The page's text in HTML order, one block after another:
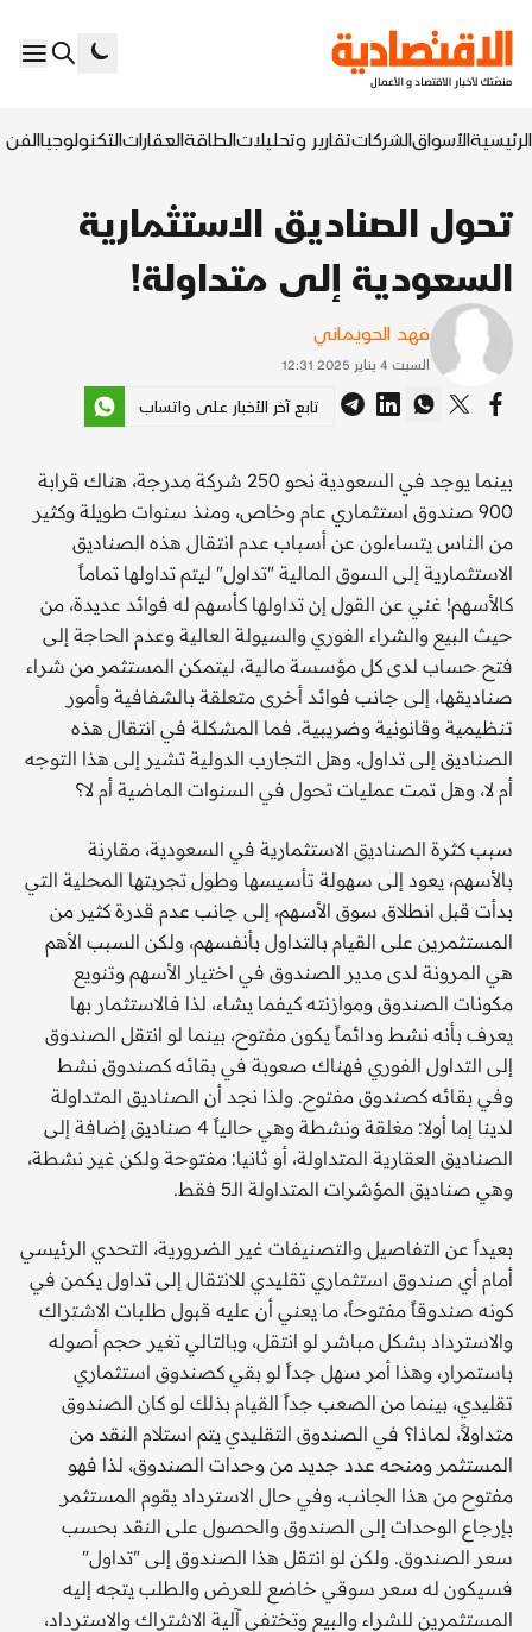
الرئيسيةالأسواقالشركاتتقارير وتحليلاتالطاقةالعقاراتالتكنولوجياالفن
تحول الصناديق الاستثمارية
السعودية إلى متداولة!
فهد الحويماني
السبت 4 يناير 2025 12:31
تابع آخر الأخبار على واتساب
بينما يوجد في السعودية نحو 250 شركة مدرجة، هناك قرابة
900 صندوق استثماري عام وخاص، ومنذ سنوات طويلة وكثير
من الناس يتساءلون عن أسباب عدم انتقال هذه الصناديق
الاستثمارية إلى السوق المالية "تداول" ليتم تداولها تماماً
كالأسهم! غني عن القول إن تداولها كأسهم له فوائد عديدة، من
حيث البيع والشراء الفوري والسيولة العالية وعدم الحاجة إلى
فتح حساب لدى كل مؤسسة مالية، ليتمكن المستثمر من شراء
صناديقها، إلى جانب فوائد أخرى متعلقة بالشفافية وأمور
تنظيمية وقانونية وضريبية. فما المشكلة في انتقال هذه
الصناديق إلى تداول، وهل التجارب الدولية تشير إلى هذا التوجه
أم لا، وهل تمت عمليات تحول في السنوات الماضية أم لا؟
سبب كثرة الصناديق الاستثمارية في السعودية، مقارنة
بالأسهم، يعود إلى سهولة تأسيسها وطول تجربتها المحلية التي
بدأت قبل انطلاق سوق الأسهم، إلى جانب عدم قدرة كثير من
المستثمرين على القيام بالتداول بأنفسهم، ولكن السبب الأهم
هي المرونة لدى مدير الصندوق في اختيار الأسهم وتنويع
مكونات الصندوق وموازنته كيفما يشاء، لذا فالاستثمار بها
يعرف بأنه نشط ودائماً يكون مفتوح، بينما لو انتقل الصندوق
إلى التداول الفوري فهناك صعوبة في بقائه كصندوق نشط
وفي بقائه كصندوق مفتوح. ولذا نجد أن الصناديق المتداولة
لدينا إما أولا: مغلقة ونشطة وهي حالياً 4 صناديق إضافة إلى
الصناديق العقارية المتداولة، أو ثانيا: مفتوحة ولكن غير نشطة،
وهي صناديق المؤشرات المتداولة الـ5 فقط.
بعيداً عن التفاصيل والتصنيفات غير الضرورية، التحدي الرئيسي
أمام أي صندوق استثماري تقليدي للانتقال إلى تداول يكمن في
كونه صندوقاً مفتوحاً، ما يعني أن عليه قبول طلبات الاشتراك
والاسترداد بشكل مباشر لو انتقل، وبالتالي تغير حجم أصوله
باستمرار، وهذا أمر سهل جداً لو بقي كصندوق استثماري
تقليدي، بينما من الصعب جداً القيام بذلك لو كان الصندوق
متداولاً، لماذا؟ في الصندوق التقليدي يتم استلام النقد من
المستثمر ومنحه عدد جديد من وحدات الصندوق، لذا فهو
مفتوح من هذا الجانب، وفي حال الاسترداد يقوم المستثمر
بإرجاع الوحدات إلى الصندوق والحصول على النقد بحسب
سعر الصندوق. ولكن لو انتقل هذا الصندوق إلى "تداول"
فسيكون له سعر سوقي خاضع للعرض والطلب يتجه إليه
المستثمرين للشراء والبيع وتختفي آلية الاشتراك والاسترداد،